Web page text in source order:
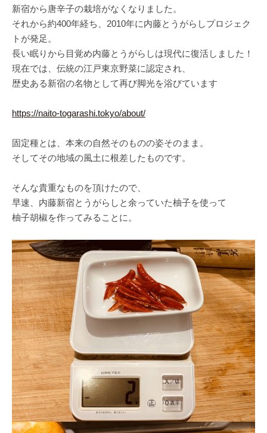
新宿から唐辛子の栽培がなくなりました。
それから約400年経ち、2010年に内藤とうがらしプロジェク
トが発足。
長い眠りから目覚め内藤とうがらしは現代に復活しました！
現在では、伝統の江戸東京野菜に認定され、
歴史ある新宿の名物として再び脚光を浴びています
https://naito-togarashi.tokyo/about/
固定種とは、本来の自然そのものの姿そのまま。
そしてその地域の風土に根差したものです。
そんな貴重なものを頂けたので、
早速、内藤新宿とうがらしと余っていた柚子を使って
柚子胡椒を作ってみることに。